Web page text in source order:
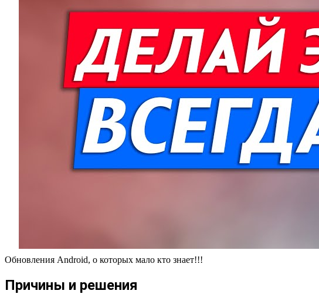
Обновления Android, о которых мало кто знает!!!
Причины и решения